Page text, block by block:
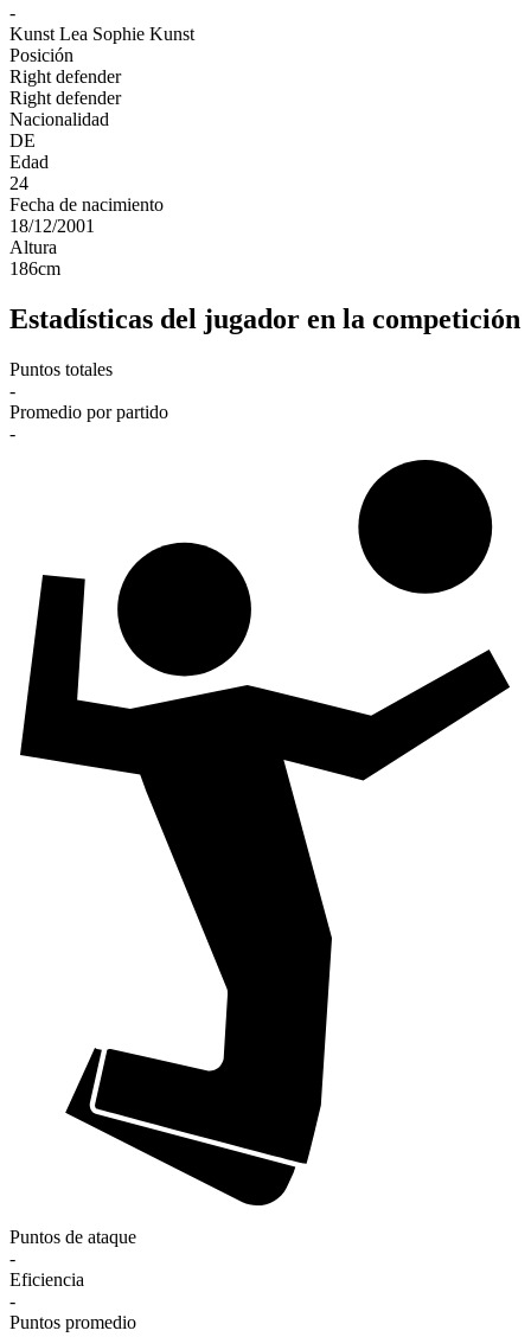
-
Kunst Lea Sophie Kunst
Posición
Right defender
Right defender
Nacionalidad
DE
Edad
24
Fecha de nacimiento
18/12/2001
Altura
186cm
Estadísticas del jugador en la competición
Puntos totales
-
Promedio por partido
-
Puntos de ataque
-
Eficiencia
-
Puntos promedio